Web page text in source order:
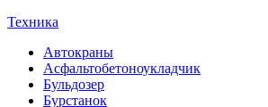
Техника
Автокраны
Асфальтобетоноукладчик
Бульдозер
Бурстанок